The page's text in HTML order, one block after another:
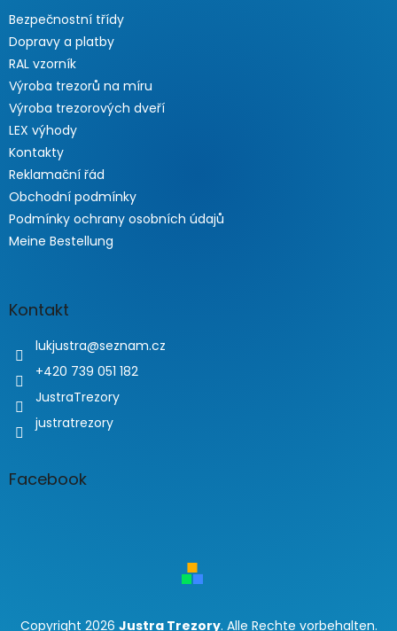
Bezpečnostní třídy
Dopravy a platby
RAL vzorník
Výroba trezorů na míru
Výroba trezorových dveří
LEX výhody
Kontakty
Reklamační řád
Obchodní podmínky
Podmínky ochrany osobních údajů
Meine Bestellung
Kontakt
lukjustra@seznam.cz
+420 739 051 182
JustraTrezory
justratrezory
Facebook
Copyright 2026 Justra Trezory. Alle Rechte vorbehalten.